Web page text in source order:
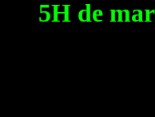
5H de